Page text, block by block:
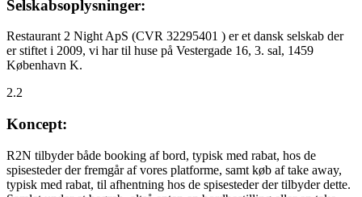
Selskabsoplysninger:
Restaurant 2 Night ApS (CVR 32295401 ) er et dansk selskab der
er stiftet i 2009, vi har til huse på Vestergade 16, 3. sal, 1459
København K.
2.2
Koncept:
R2N tilbyder både booking af bord, typisk med rabat, hos de
spisesteder der fremgår af vores platforme, samt køb af take away,
typisk med rabat, til afhentning hos de spisesteder der tilbyder dette.